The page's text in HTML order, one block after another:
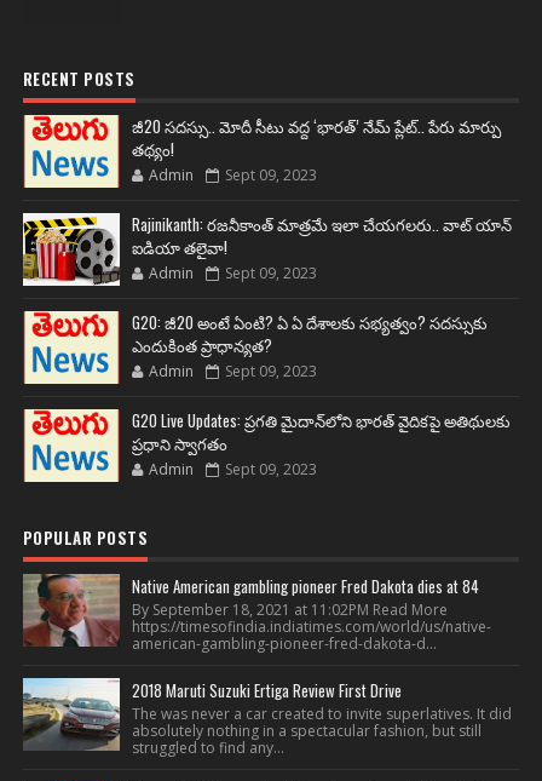
RECENT POSTS
జీ20 సదస్సు.. మోదీ సీటు వద్ద ‘భారత్’ నేమ్ ప్లేట్‌.. పేరు మార్పు
తథ్యం!
Admin Sept 09, 2023
Rajinikanth: రజనీకాంత్ మాత్రమే ఇలా చేయగలరు.. వాట్ యాన్
ఐడియా తలైవా!
Admin Sept 09, 2023
G20: జీ20 అంటే ఏంటి? ఏ ఏ దేశాలకు సభ్యత్వం? సదస్సుకు
ఎందుకింత ప్రాధాన్యత?
Admin Sept 09, 2023
G20 Live Updates: ప్రగతి మైదాన్‌లోని భారత్ వైదికపై అతిథులకు
ప్రధాని స్వాగతం
Admin Sept 09, 2023
POPULAR POSTS
Native American gambling pioneer Fred Dakota dies at 84
By September 18, 2021 at 11:02PM Read More
https://timesofindia.indiatimes.com/world/us/native-
american-gambling-pioneer-fred-dakota-d...
2018 Maruti Suzuki Ertiga Review First Drive
The was never a car created to invite superlatives. It did
absolutely nothing in a spectacular fashion, but still
struggled to find any...